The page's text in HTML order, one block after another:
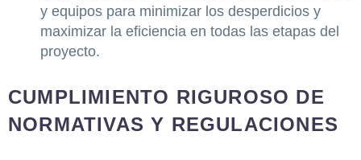
y equipos para minimizar los desperdicios y
maximizar la eficiencia en todas las etapas del
proyecto.
CUMPLIMIENTO RIGUROSO DE
NORMATIVAS Y REGULACIONES